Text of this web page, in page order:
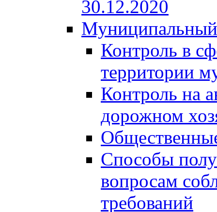
30.12.2020
Муниципальный
Контроль в
территории
Контроль на
дорожном
Способы
вопросам
требований